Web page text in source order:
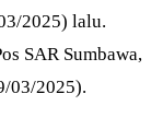
2025) lalu.
SAR Sumbawa,
03/2025).